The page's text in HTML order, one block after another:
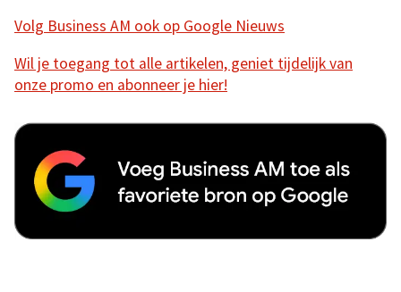
Volg Business AM ook op Google Nieuws
Wil je toegang tot alle artikelen, geniet tijdelijk van
onze promo en abonneer je hier!